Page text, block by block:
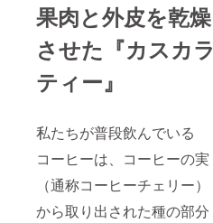
果肉と外皮を乾燥
させた『カスカラ
ティー』
私たちが普段飲んでいる
コーヒーは、コーヒーの実
（通称コーヒーチェリー）
から取り出された種の部分